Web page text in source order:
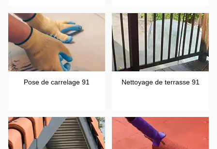
Pose de carrelage 91 Nettoyage de terrasse 91